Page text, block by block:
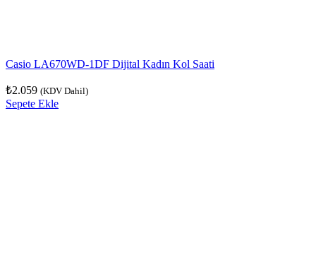
Casio LA670WD-1DF Dijital Kadın Kol Saati
₺2.059 (KDV Dahil)
Sepete Ekle